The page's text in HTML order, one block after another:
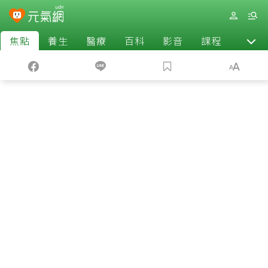
焦點 養生 醫療 百科 影音 課程 退休